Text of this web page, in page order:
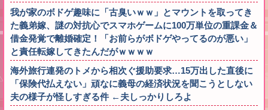
我が家のボドゲ趣味に「古臭いｗｗ」とマウントを取ってき
た義弟嫁、謎の対抗心でスマホゲームに100万単位の重課金＆
借金発覚で離婚確定！「お前らがボドゲやってるのが悪い」
と責任転嫁してきたんだがｗｗｗｗ
海外旅行連発のトメから相次ぐ援助要求…15万出した直後に
「保険代払えない」頑なに義母の経済状況を聞こうとしない
夫の様子が怪しすぎる件 ←夫しっかりしろよ